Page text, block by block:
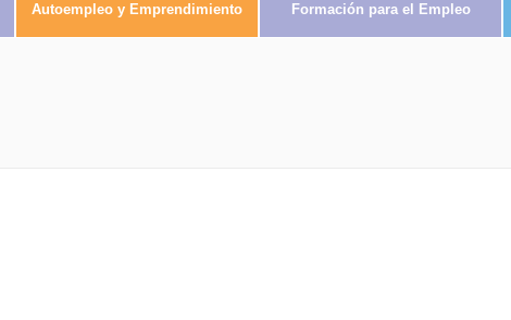
Autoempleo y Emprendimiento Formación para el Empleo